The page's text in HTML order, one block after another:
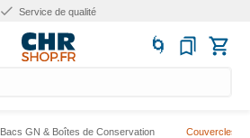
Service de qualité
Bacs GN & Boîtes de Conservation Couvercles